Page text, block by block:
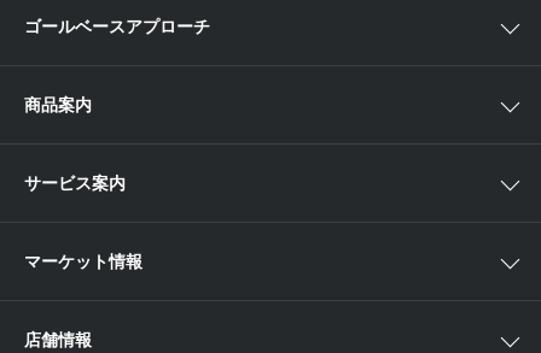
ゴールベースアプローチ
αポート
商品案内
欧米株
サービス案内
取引ツール
マーケット情報
店舗情報